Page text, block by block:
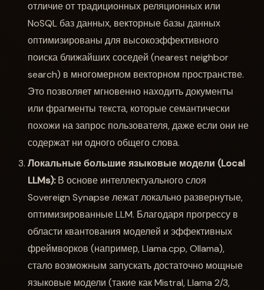
отличие от традиционных реляционных или
NoSQL баз данных, векторные базы данных
оптимизированы для высокоэффективного
поиска ближайших соседей (nearest neighbor
search) в многомерном векторном пространстве.
Это позволяет мгновенно находить документы
или фрагменты текста, которые семантически
похожи на запрос пользователя, даже если они не
содержат ни одного общего слова.
Локальные большие языковые модели (Local
LLMs):В основе интеллектуального слоя
Sovereign Synapse лежат локально развернутые,
оптимизированные LLM. Благодаря прогрессу в
области квантования моделей и эффективных
фреймворков (например, Llama.cpp, Ollama),
стало возможным запускать достаточно мощные
языковые модели (такие как Mistral, Llama 2/3,